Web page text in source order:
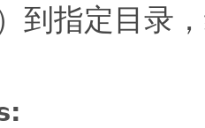
到指定目录